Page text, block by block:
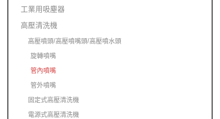
工業用吸塵器
高壓清洗機
高壓噴頭/高壓噴嘴頭/高壓噴水頭
旋轉噴嘴
管內噴嘴
管外噴嘴
固定式高壓清洗機
電源式高壓清洗機